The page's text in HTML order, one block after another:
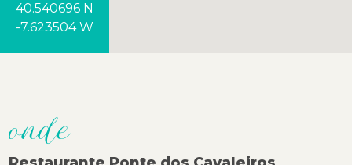
40.540696 N
-7.623504 W
onde